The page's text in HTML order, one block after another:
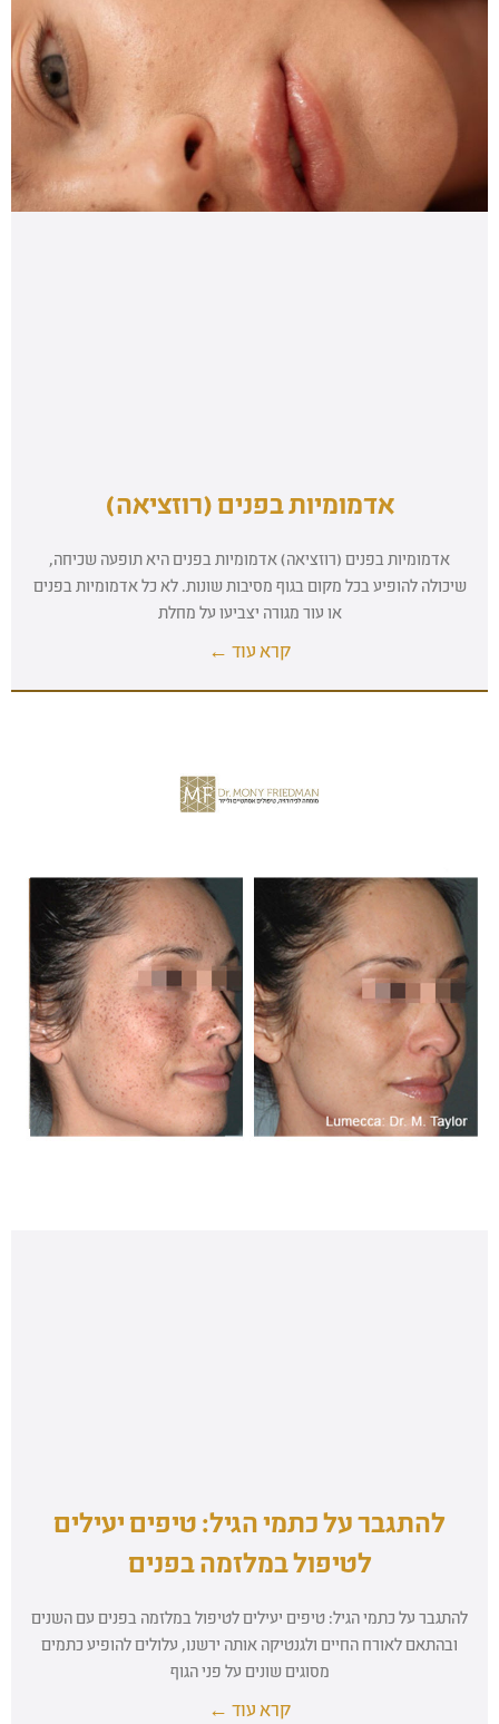
אדמומיות בפנים (רוזציאה)
אדמומיות בפנים (רוזציאה) אדמומיות בפנים היא תופעה שכיחה,
שיכולה להופיע בכל מקום בגוף מסיבות שונות. לא כל אדמומיות בפנים
או עור מגורה יצביעו על מחלת
קרא עוד ←
להתגבר על כתמי הגיל: טיפים יעילים
לטיפול במלזמה בפנים
להתגבר על כתמי הגיל: טיפים יעילים לטיפול במלזמה בפנים עם השנים
ובהתאם לאורח החיים ולגנטיקה אותה ירשנו, עלולים להופיע כתמים
מסוגים שונים על פני הגוף
קרא עוד ←